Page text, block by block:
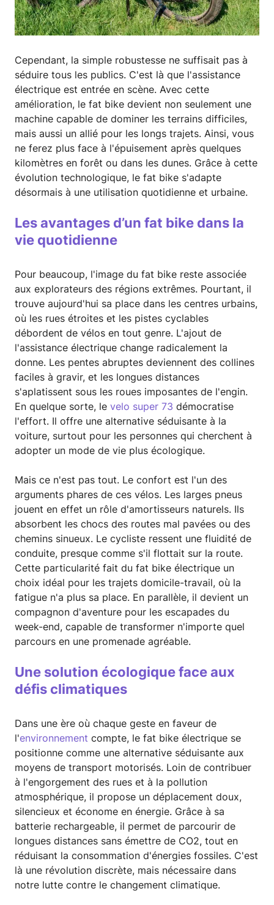
Cependant, la simple robustesse ne suffisait pas à
séduire tous les publics. C'est là que l'assistance
électrique est entrée en scène. Avec cette
amélioration, le fat bike devient non seulement une
machine capable de dominer les terrains difficiles,
mais aussi un allié pour les longs trajets. Ainsi, vous
ne ferez plus face à l'épuisement après quelques
kilomètres en forêt ou dans les dunes. Grâce à cette
évolution technologique, le fat bike s'adapte
désormais à une utilisation quotidienne et urbaine.
Les avantages d’un fat bike dans la
vie quotidienne
Pour beaucoup, l'image du fat bike reste associée
aux explorateurs des régions extrêmes. Pourtant, il
trouve aujourd'hui sa place dans les centres urbains,
où les rues étroites et les pistes cyclables
débordent de vélos en tout genre. L'ajout de
l'assistance électrique change radicalement la
donne. Les pentes abruptes deviennent des collines
faciles à gravir, et les longues distances
s'aplatissent sous les roues imposantes de l'engin.
En quelque sorte, le velo super 73 démocratise
l'effort. Il offre une alternative séduisante à la
voiture, surtout pour les personnes qui cherchent à
adopter un mode de vie plus écologique.
Mais ce n'est pas tout. Le confort est l'un des
arguments phares de ces vélos. Les larges pneus
jouent en effet un rôle d'amortisseurs naturels. Ils
absorbent les chocs des routes mal pavées ou des
chemins sinueux. Le cycliste ressent une fluidité de
conduite, presque comme s'il flottait sur la route.
Cette particularité fait du fat bike électrique un
choix idéal pour les trajets domicile-travail, où la
fatigue n'a plus sa place. En parallèle, il devient un
compagnon d'aventure pour les escapades du
week-end, capable de transformer n'importe quel
parcours en une promenade agréable.
Une solution écologique face aux
défis climatiques
Dans une ère où chaque geste en faveur de
l'environnement compte, le fat bike électrique se
positionne comme une alternative séduisante aux
moyens de transport motorisés. Loin de contribuer
à l'engorgement des rues et à la pollution
atmosphérique, il propose un déplacement doux,
silencieux et économe en énergie. Grâce à sa
batterie rechargeable, il permet de parcourir de
longues distances sans émettre de CO2, tout en
réduisant la consommation d'énergies fossiles. C'est
là une révolution discrète, mais nécessaire dans
notre lutte contre le changement climatique.